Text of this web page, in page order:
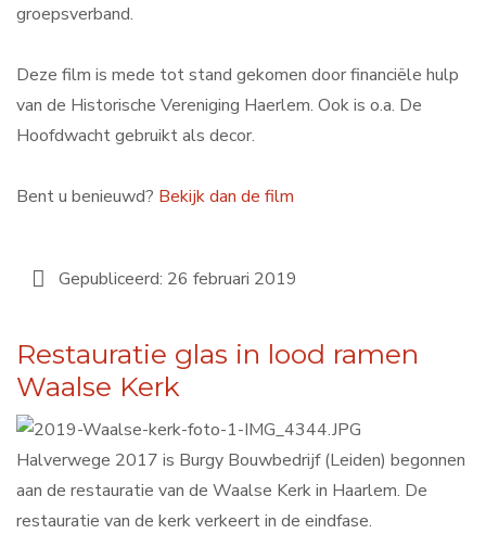
groepsverband.
Deze film is mede tot stand gekomen door financiële hulp
van de Historische Vereniging Haerlem. Ook is o.a. De
Hoofdwacht gebruikt als decor.
Bent u benieuwd? Bekijk dan de film
Gepubliceerd: 26 februari 2019
Restauratie glas in lood ramen
Waalse Kerk
Halverwege 2017 is Burgy Bouwbedrijf (Leiden) begonnen
aan de restauratie van de Waalse Kerk in Haarlem. De
restauratie van de kerk verkeert in de eindfase.